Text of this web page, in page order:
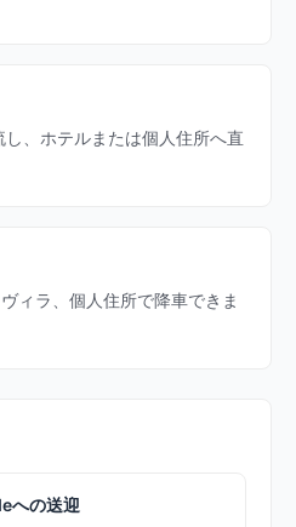
、ホテルまたは個人住所へ直
ィラ、個人住所で降車できま
への送迎